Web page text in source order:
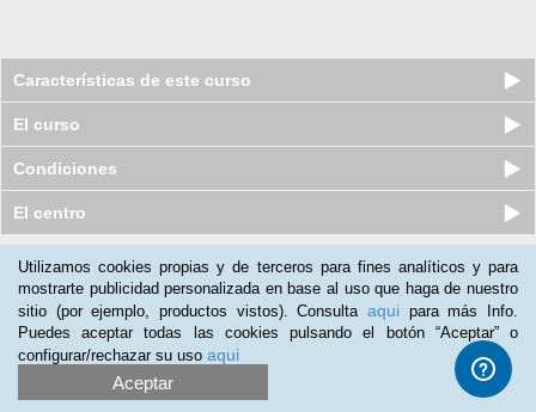
Características de este curso
El curso
Condiciones
El centro
Nuestros clientes opinan:
Goretti Tobar
(31-01-2020)
El curso me sirve para recordar conocimientos de formación
adquirida y práctica desde hace muchos años.Se lo recomiendo
a cualquier persona para su trabajo o para ampliar
Utilizamos cookies propias y de terceros para fines analíticos y para
mostrarte publicidad personalizada en base al uso que haga de nuestro
sitio (por ejemplo, productos vistos). Consulta aqui para más Info.
Puedes aceptar todas las cookies pulsando el botón “Aceptar” o
configurar/rechazar su uso aqui
Aceptar